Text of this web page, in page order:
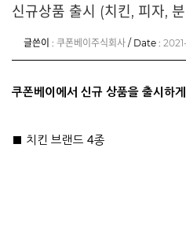
신규상품 출시 (치킨, 피자,
글쓴이 : 쿠폰베이주식회사 / Date :
쿠폰베이에서 신규 상품을 출시하
■ 치킨 브랜드 4종